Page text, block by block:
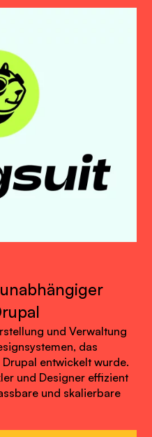
und Verwaltung
das
entwickelt wurde.
und Designer effizient
und skalierbare